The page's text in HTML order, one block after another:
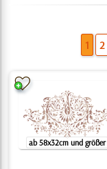
1 2
ab 58x32cm und größer